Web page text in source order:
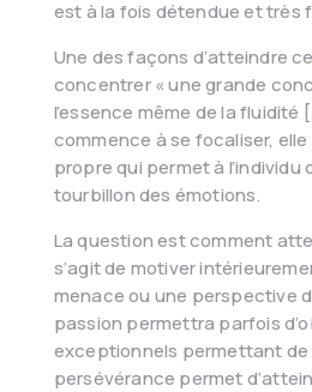
est à la fois détendue et très
Une des façons d’atteindre
concentrer « une grande
l’essence même de la fluidité
commence à se focaliser,
propre qui permet à l’individu
tourbillon des émotions.
La question est comment
s’agit de motiver
menace ou une perspective
passion permettra parfois
exceptionnels permettant de
persévérance permet